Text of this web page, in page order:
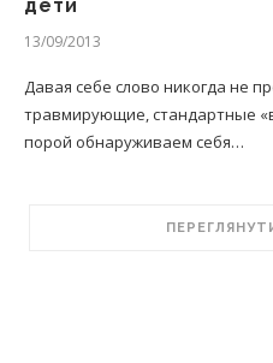
дети
13/09/2013
Давая себе слово никогда не
травмирующие, стандартные
порой обнаруживаем себя…